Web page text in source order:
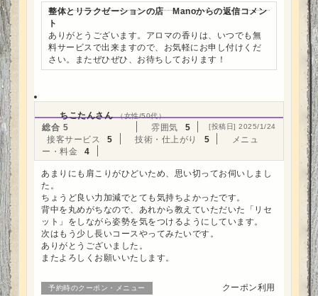
整体とリラクゼーションの店 Manoからの返信コメン
ト
ありがとうございます。アロマの香りは、いつでも無
料サービスで出来ますので、お気軽にお申し付けくだ
さい。またぜひぜひ、お待ちしております！
ちこたんさん （女性/50代）
[投稿日] 2025/1/24
総合 5 雰囲気
5
接客サービス
5 技術・仕上がり 5
メニュ
ー・料金
4
あまりにも肩こりがひどいため、思い切ってお伺いしまし
た。
ちょうど良い力加減でとても気持ちよかったです。
背中を丸めがちなので、あれから教えていただいた「リセ
ット」をしながら姿勢を気をつけるようにしています。
次はもう少し長いコースやってみたいです。
ありがとうございました。
またよろしくお願いいたします。
予約時のクーポン・メニュー
クーポン利用